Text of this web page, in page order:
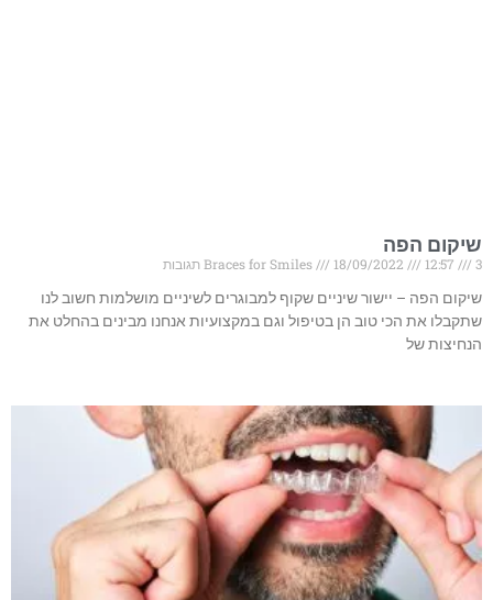
שיקום הפה
Braces for Smiles 18/09/2022 12:57
3 תגובות
שיקום הפה – יישור שיניים שקוף למבוגרים לשיניים מושלמות חשוב לנו
שתקבלו את הכי טוב הן בטיפול וגם במקצועיות אנחנו מבינים בהחלט את
הנחיצות של